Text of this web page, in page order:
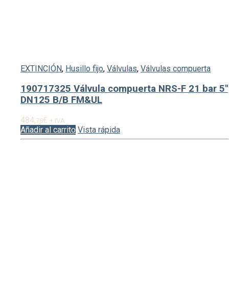
EXTINCIÓN, Husillo fijo, Válvulas, Válvulas compuerta
190717325 Válvula compuerta NRS-F 21 bar 5″
DN125 B/B FM&UL
484,78€ + IVA
Añadir al carrito Vista rápida